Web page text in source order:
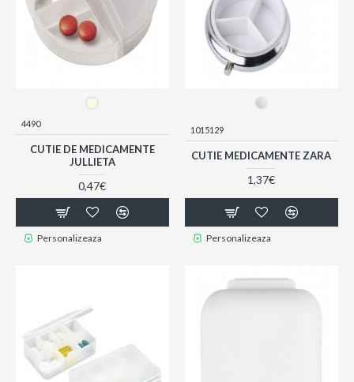
4490
CUTIE DE MEDICAMENTE
JULLIETA
0,47€
Personalizeaza
1015129
CUTIE MEDICAMENTE ZARA
1,37€
Personalizeaza